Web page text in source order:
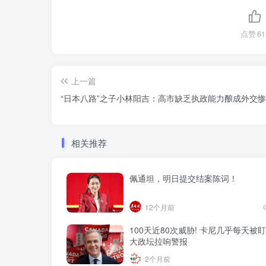
点赞
上一篇
“日本八路”之子小林阳吉：高市缺乏执政能力酿成外交
相关推荐
佩通坦，明日提交结案陈词！
12个月前
100天近80次威胁! 卡尼几乎每天被
大政坛拉响警报
2个月前